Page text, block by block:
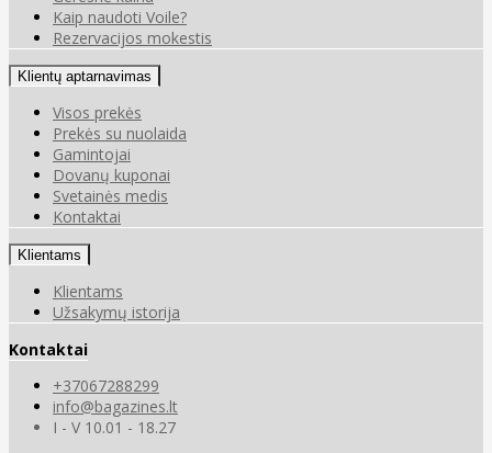
Kaip naudoti Voile?
Rezervacijos mokestis
Klientų aptarnavimas
Visos prekės
Prekės su nuolaida
Gamintojai
Dovanų kuponai
Svetainės medis
Kontaktai
Klientams
Klientams
Užsakymų istorija
Kontaktai
+37067288299
info@bagazines.lt
I - V 10.01 - 18.27